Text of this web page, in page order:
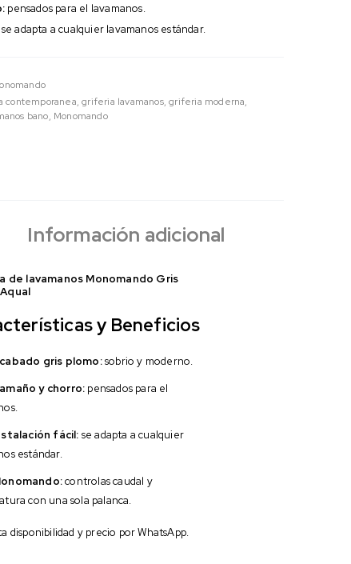
pensados para el lavamanos.
se adapta a cualquier lavamanos estándar.
contemporanea,griferia lavamanos,griferia moderna,
bano, Monomando
Información adicional
de lavamanos Monomando Gris
y Beneficios
gris plomo:sobrio y moderno.
y chorro: pensados para el
fácil: se adapta a cualquier
estándar.
controlas caudal y
con una sola palanca.
disponibilidad y precio por WhatsApp.